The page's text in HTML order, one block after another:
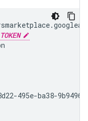
495e-ba38-